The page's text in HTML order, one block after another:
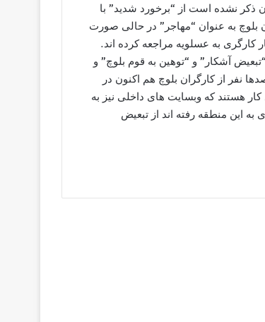
ذکر نشده است از “برخورد شدید” با
بلوچ به عنوان “مهاجر” در حالی صورت
کارگری به عسلویه مراجعه کرده اند.
آشکار” و “توهین به قوم بلوچ” و
نفر از کارگران بلوچ هم اکنون در
هستند که وبسایت های داخلی نیز به
به این منطقه رفته اند از تبعیض